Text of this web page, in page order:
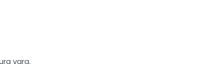
vara.